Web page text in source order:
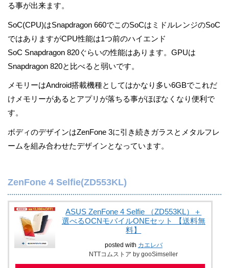
る事が出来ます。
SoC(CPU)はSnapdragon 660でこのSoCはミドルレンジのSoC
ではありますがCPU性能は1つ前のハイエンド
SoC Snapdragon 820ぐらいの性能はあります。GPUは
Snapdragon 820と比べると弱いです。
メモリーはAndroid搭載機種としてはかなり多い6GBでこれだ
けメモリーがあるとアプリが落ちる事がほぼなくなり便利で
す。
ボディのデザインはZenFone 3に引き続きガラスとメタルフレ
ームを組み合わせたデザインとなっています。
ZenFone 4 Selfie(ZD553KL)
ASUS ZenFone 4 Selfie （ZD553KL）＋
選べるOCNモバイルONEセット 【送料無
料】
posted with カエレバ
NTTコムストア by gooSimseller